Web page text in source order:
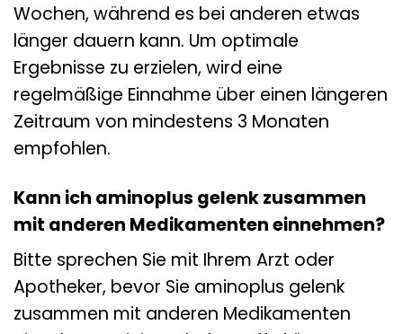
Wochen, während es bei anderen etwas
länger dauern kann. Um optimale
Ergebnisse zu erzielen, wird eine
regelmäßige Einnahme über einen längeren
Zeitraum von mindestens 3 Monaten
empfohlen.
Kann ich aminoplus gelenk zusammen
mit anderen Medikamenten einnehmen?
Bitte sprechen Sie mit Ihrem Arzt oder
Apotheker, bevor Sie aminoplus gelenk
zusammen mit anderen Medikamenten